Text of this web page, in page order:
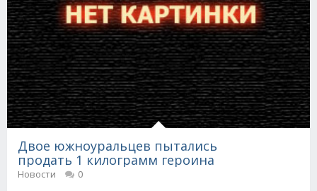
Двое южноуральцев пытались
продать 1 килограмм героина
Новости
0